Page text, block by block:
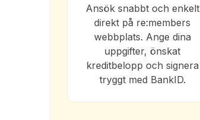
Ansök snabbt och enkelt
direkt på re:members
webbplats. Ange dina
uppgifter, önskat
kreditbelopp och signera
tryggt med BankID.